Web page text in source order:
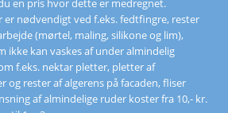
en pris hvor dette er medregnet.
er nødvendigt ved f.eks. fedtfingre, rester
(mørtel, maling, silikone og lim),
ikke kan vaskes af under almindelig
f.eks. nektar pletter, pletter af
og rester af algerens på facaden, fliser
af almindelige ruder koster fra 10,- kr.